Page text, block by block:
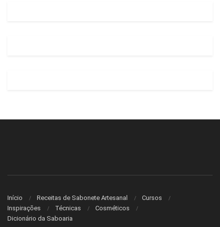
Início Receitas de Sabonete Artesanal
Cursos
Inspirações
Técnicas
Cosméticos
Dicionário da Saboaria